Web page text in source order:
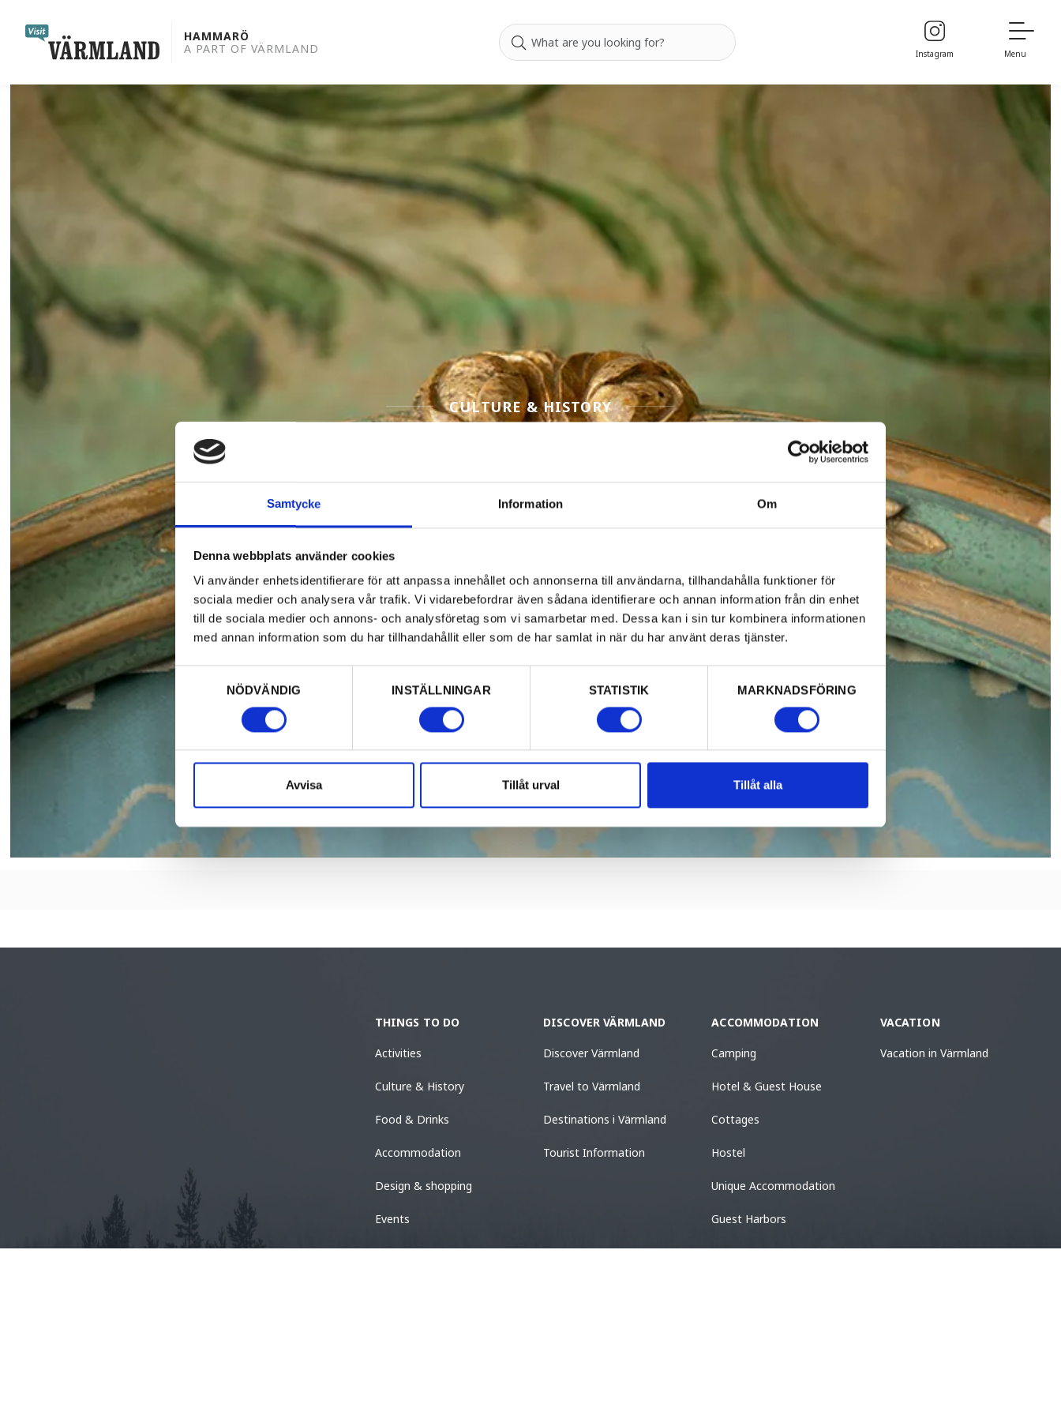
Samtycke Information Om
Denna webbplats använder cookies
Vi använder enhetsidentifierare för att anpassa innehållet och annonserna till användarna, tillhandahålla funktioner för
sociala medier och analysera vår trafik. Vi vidarebefordrar även sådana identifierare och annan information från din enhet
till de sociala medier och annons- och analysföretag som vi samarbetar med. Dessa kan i sin tur kombinera informationen
med annan information som du har tillhandahållit eller som de har samlat in när du har använt deras tjänster.
NÖDVÄNDIG
INSTÄLLNINGAR STATISTIK MARKNADSFÖRING
Avvisa Tillåt urval Tillåt alla
content
HAMMARÖ
A PART OF VÄRMLAND
Instagram Menu
CULTURE & HISTORY
Filter Culture & History
THINGS TO DO
Activities
Culture & History
Food & Drinks
Accommodation
Design & shopping
Events
DISCOVER VÄRMLAND
Discover Värmland
Travel to Värmland
Destinations i Värmland
Tourist Information
ACCOMMODATION
Camping
Hotel & Guest House
Cottages
Hostel
Unique Accommodation
Guest Harbors
VACATION
Vacation in Värmland